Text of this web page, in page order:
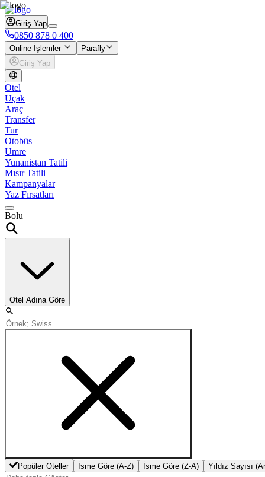
Giriş Yap
0850 878 0 400
Online İşlemler
Parafly
Giriş Yap
Otel
Uçak
Araç
Transfer
Tur
Otobüs
Umre
Yunanistan Tatili
Mısır Tatili
Kampanyalar
Yaz Fırsatları
Bolu
Otel Adına Göre
Popüler Oteller İsme Göre (A-Z) İsme Göre (Z-A) Yıldız Sayısı